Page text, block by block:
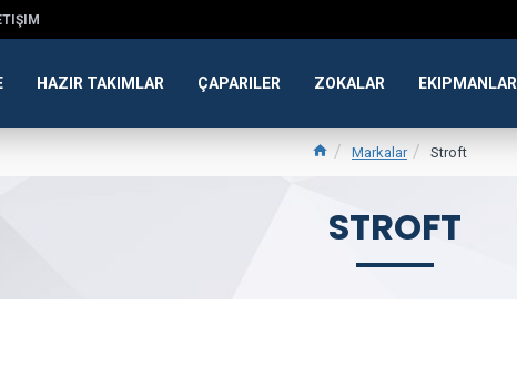
HAZIR TAKIMLAR ÇAPARILER ZOKALAR EKIPMANLAR
Markalar Stroft
STROFT